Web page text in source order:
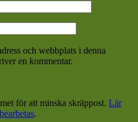
och webbplats i denna
en kommentar.
för att minska skräppost. Lär
.